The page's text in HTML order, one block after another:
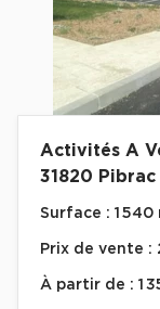
Activités A
31820 Pibrac
Surface : 1 540
Prix de vente :
À partir de : 1